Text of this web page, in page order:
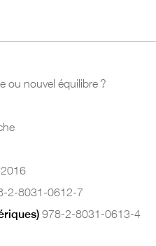
ou nouvel équilibre ?
2-8031-0612-7
978-2-8031-0613-4